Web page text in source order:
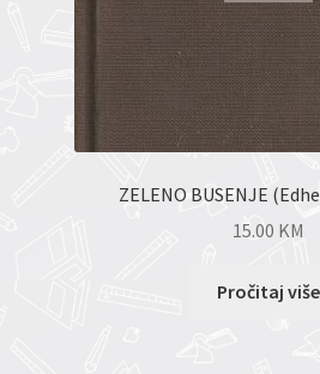
ZELENO BUSENJE
15.00 KM
Pročitaj više